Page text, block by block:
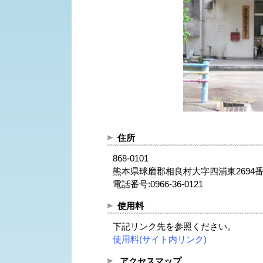
住所
868-0101
熊本県球磨郡相良村大字四浦東2694
電話番号:0966-36-0121
使用料
下記リンク先を参照ください。
使用料(サイト内リンク)
アクセスマップ